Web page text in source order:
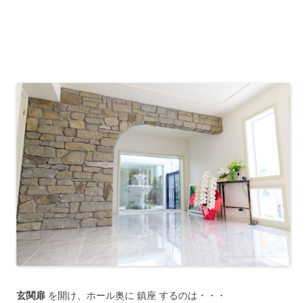
玄関扉 を開け、ホール奥に 鎮座 するのは・・・